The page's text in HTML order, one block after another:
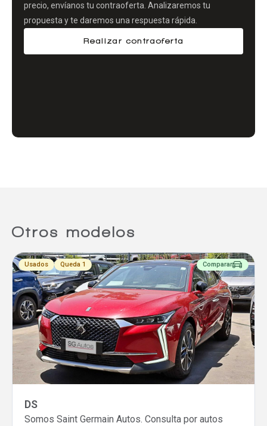
precio, envíanos tu contraoferta. Analizaremos tu
propuesta y te daremos una respuesta rápida.
Realizar contraoferta
Otros modelos
Usados Queda 1 Comparar
DS
Somos Saint Germain Autos. Consulta por autos
Agregar un vehículo
Comparar
Eliminar todos